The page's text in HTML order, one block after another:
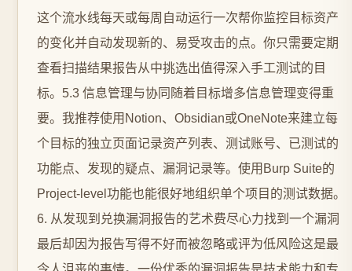
这个流水线每天或每周自动运行一次帮你监控目标资产
的变化并自动发现新的、易受攻击的点。你只需要定期
查看扫描结果报告从中挑选出值得深入手工测试的目
标。5.3 信息管理与协同随着目标增多信息管理变得重
要。我推荐使用Notion、Obsidian或OneNote来建立每
个目标的独立页面记录资产列表、测试账号、已测试的
功能点、发现的疑点、漏洞记录等。使用Burp Suite的
Project-level功能也能很好地组织单个项目的测试数据。
6. 从发现到兑换漏洞报告的艺术费尽心力找到一个漏洞
最后却因为报告写得不好而被忽略或评为低风险这是最